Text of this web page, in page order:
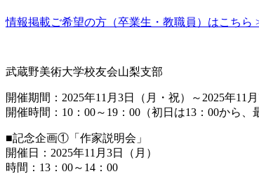
情報掲載ご希望の方（卒業生・教職員）はこちら
武蔵野美術大学校友会山梨支部
開催期間：2025年11月3日（月・祝）～2025年11月
開催時間：10：00～19：00（初日は13：00から、
■記念企画①「作家説明会」
開催日：2025年11月3日（月）
時間：13：00～14：00